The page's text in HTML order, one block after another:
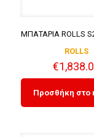
ΜΠΑΤΑΡΙΑ ROLLS
ROLLS
€
Προσθήκη στο